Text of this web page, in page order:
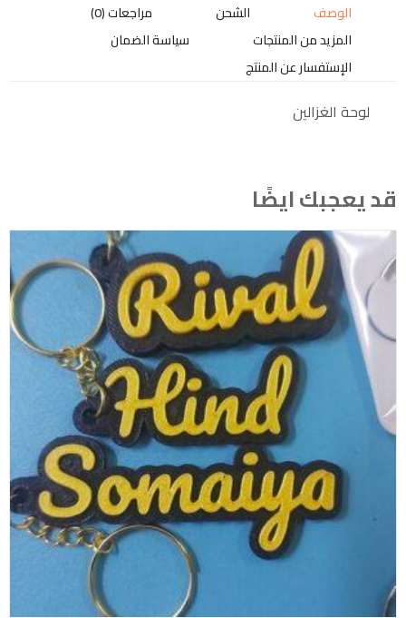
الوصف الشحن
مراجعات (0)
المزيد من المنتجات
سياسة الضمان
الإستفسار عن المنتج
لوحة الغزالين
قد يعجبك ايضًا